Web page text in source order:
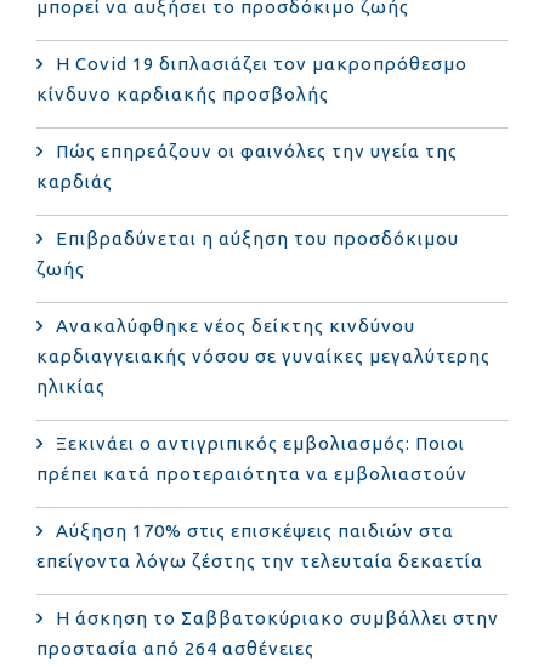
μπορεί να αυξήσει το προσδόκιμο ζωής
Η Covid 19 διπλασιάζει τον μακροπρόθεσμο
κίνδυνο καρδιακής προσβολής
Πώς επηρεάζουν οι φαινόλες την υγεία της
καρδιάς
Επιβραδύνεται η αύξηση του προσδόκιμου
ζωής
Ανακαλύφθηκε νέος δείκτης κινδύνου
καρδιαγγειακής νόσου σε γυναίκες μεγαλύτερης
ηλικίας
Ξεκινάει ο αντιγριπικός εμβολιασμός: Ποιοι
πρέπει κατά προτεραιότητα να εμβολιαστούν
Αύξηση 170% στις επισκέψεις παιδιών στα
επείγοντα λόγω ζέστης την τελευταία δεκαετία
Η άσκηση το Σαββατοκύριακο συμβάλλει στην
προστασία από 264 ασθένειες